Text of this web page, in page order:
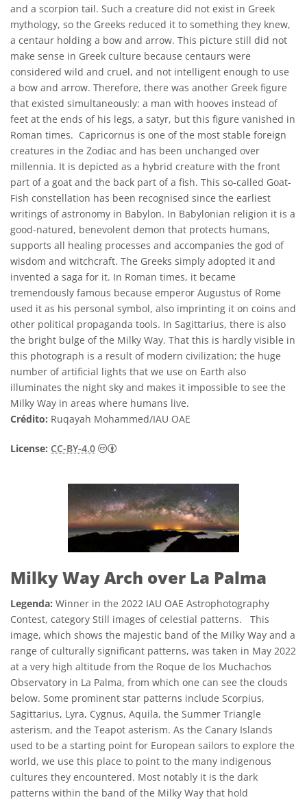
and a scorpion tail. Such a creature did not exist in Greek
mythology, so the Greeks reduced it to something they knew,
a centaur holding a bow and arrow. This picture still did not
make sense in Greek culture because centaurs were
considered wild and cruel, and not intelligent enough to use
a bow and arrow. Therefore, there was another Greek figure
that existed simultaneously: a man with hooves instead of
feet at the ends of his legs, a satyr, but this figure vanished in
Roman times. Capricornus is one of the most stable foreign
creatures in the Zodiac and has been unchanged over
millennia. It is depicted as a hybrid creature with the front
part of a goat and the back part of a fish. This so-called Goat-
Fish constellation has been recognised since the earliest
writings of astronomy in Babylon. In Babylonian religion it is a
good-natured, benevolent demon that protects humans,
supports all healing processes and accompanies the god of
wisdom and witchcraft. The Greeks simply adopted it and
invented a saga for it. In Roman times, it became
tremendously famous because emperor Augustus of Rome
used it as his personal symbol, also imprinting it on coins and
other political propaganda tools. In Sagittarius, there is also
the bright bulge of the Milky Way. That this is hardly visible in
this photograph is a result of modern civilization; the huge
number of artificial lights that we use on Earth also
illuminates the night sky and makes it impossible to see the
Milky Way in areas where humans live.
Crédito: Ruqayah Mohammed/IAU OAE
License: CC-BY-4.0 Creative Commons Attribution 4.0
Milky Way Arch over La Palma
Legenda: Winner in the 2022 IAU OAE Astrophotography
Contest, category Still images of celestial patterns. This
image, which shows the majestic band of the Milky Way and a
range of culturally significant patterns, was taken in May 2022
at a very high altitude from the Roque de los Muchachos
Observatory in La Palma, from which one can see the clouds
below. Some prominent star patterns include Scorpius,
Sagittarius, Lyra, Cygnus, Aquila, the Summer Triangle
asterism, and the Teapot asterism. As the Canary Islands
used to be a starting point for European sailors to explore the
world, we use this place to point to the many indigenous
cultures they encountered. Most notably it is the dark
patterns within the band of the Milky Way that hold